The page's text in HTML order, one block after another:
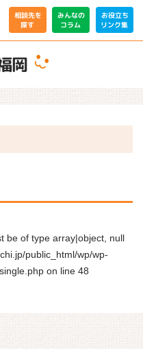
相談先を
探す
みんなの
コラム
お役立ち
リンク集
岡
be of type array|object, null
public_html/wp/wp-
on line 48